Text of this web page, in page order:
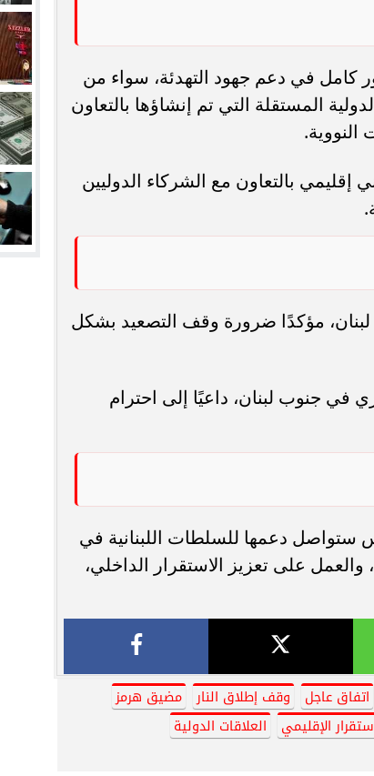
كامل في دعم جهود التهدئة، سواء من
المستقلة التي تم إنشاؤها بالتعاون
النووية.
بالتعاون مع الشركاء الدوليين
مؤكدًا ضرورة وقف التصعيد بشكل
في جنوب لبنان، داعيًا إلى احترام
ستواصل دعمها للسلطات اللبنانية في
والعمل على تعزيز الاستقرار الداخلي،
اتفاق عاجل وقف إطلاق النار
مضيق هرمز
الإقليمي
العلاقات الدولية